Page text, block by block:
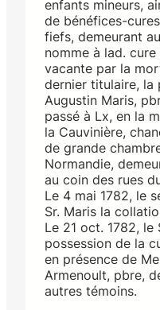
enfants mineurs,
de bénéfices-
fiefs, demeurant
nomme à lad.
vacante par la
dernier titulaire, la
Augustin Maris,
passé à Lx, en la
la Cauvinière,
de grande
Normandie,
au coin des rues
Le 4 mai 1782, le
Sr. Maris la
Le 21 oct. 1782, le
possession de la
en présence de
Armenoult, pbre,
autres témoins.